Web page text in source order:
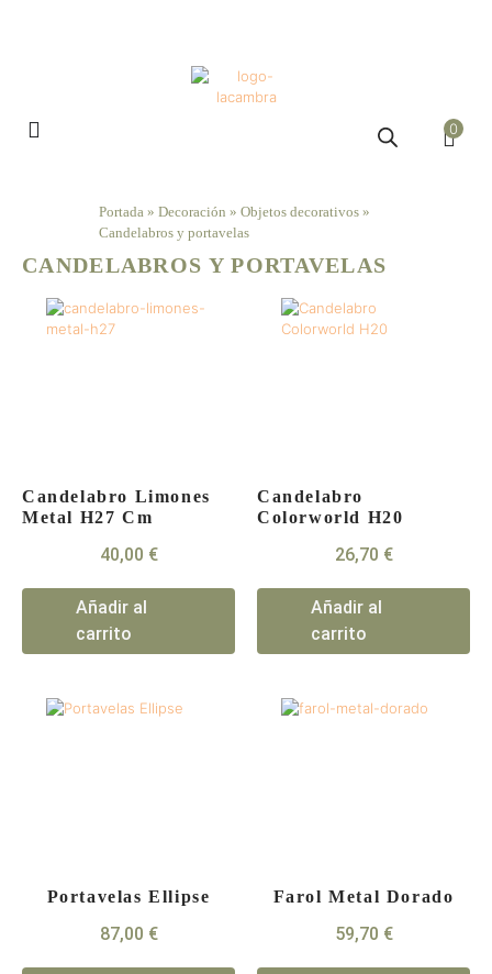
0
Portada » Decoración » Objetos decorativos »
Candelabros y portavelas
CANDELABROS Y PORTAVELAS
Candelabro Limones
Metal H27 Cm
40,00 €
Añadir al
carrito
Candelabro
Colorworld H20
26,70 €
Añadir al
carrito
Portavelas Ellipse
87,00 €
Farol Metal Dorado
59,70 €